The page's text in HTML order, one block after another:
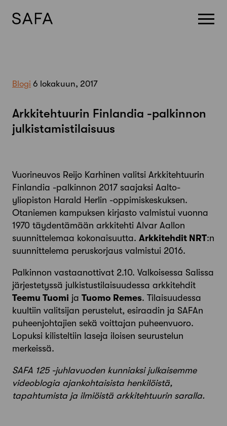
Blogi 6 lokakuun, 2017
Arkkitehtuurin Finlandia -palkinnon
julkistamistilaisuus
Vuorineuvos Reijo Karhinen valitsi Arkkitehtuurin
Finlandia -palkinnon 2017 saajaksi Aalto-
yliopiston Harald Herlin -oppimiskeskuksen.
Otaniemen kampuksen kirjasto valmistui vuonna
1970 täydentämään arkkitehti Alvar Aallon
suunnittelemaa kokonaisuutta. Arkkitehdit NRT:n
suunnittelema peruskorjaus valmistui 2016.
Palkinnon vastaanottivat 2.10. Valkoisessa Salissa
järjestetyssä julkistustilaisuudessa arkkitehdit
Teemu Tuomi ja Tuomo Remes. Tilaisuudessa
kuultiin valitsijan perustelut, esiraadin ja SAFAn
puheenjohtajien sekä voittajan puheenvuoro.
Lopuksi kilisteltiin laseja iloisen seurustelun
merkeissä.
SAFA 125 -juhlavuoden kunniaksi julkaisemme
videoblogia ajankohtaisista henkilöistä,
tapahtumista ja ilmiöistä arkkitehtuurin saralla.